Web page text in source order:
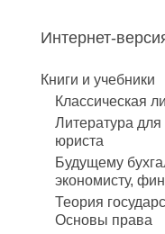
Интернет-
Книги и учебники
Классическая
Литература
юриста
Будущему
экономисту,
Теория
Основы права